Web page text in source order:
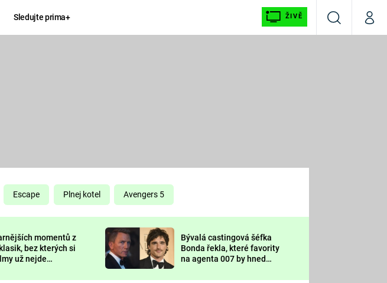
Sledujte prima+ ŽIVĚ
VyhledáváníMůj
KOMEDIE
CHUCK
NORRIS
DEADPOOL
Prima LAJK
Sledujte nás
Escape Plnej kotel Avengers 5
momentů z
bez kterých si
už nejde
Bývalá castingová šéfka
Bonda řekla, které favority
na agenta 007 by hned